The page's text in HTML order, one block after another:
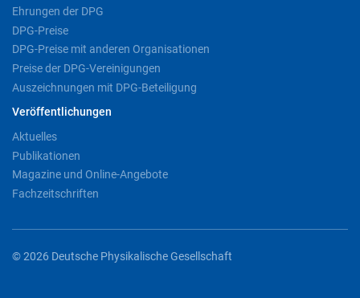
Ehrungen der DPG
DPG-Preise
DPG-Preise mit anderen Organisationen
Preise der DPG-Vereinigungen
Auszeichnungen mit DPG-Beteiligung
Veröffentlichungen
Aktuelles
Publikationen
Magazine und Online-Angebote
Fachzeitschriften
© 2026 Deutsche Physikalische Gesellschaft